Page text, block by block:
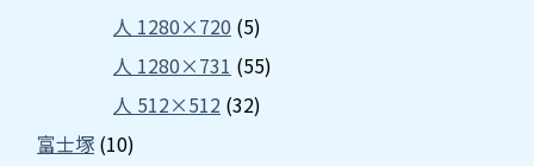
人 1280×720 (5)
人 1280×731 (55)
人 512×512 (32)
富士塚 (10)